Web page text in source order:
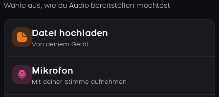
Wähle aus, wie du Audio bereitstellen möchtest
Datei hochladen
Von deinem Gerät
Mikrofon
Mit deiner Stimme aufnehmen